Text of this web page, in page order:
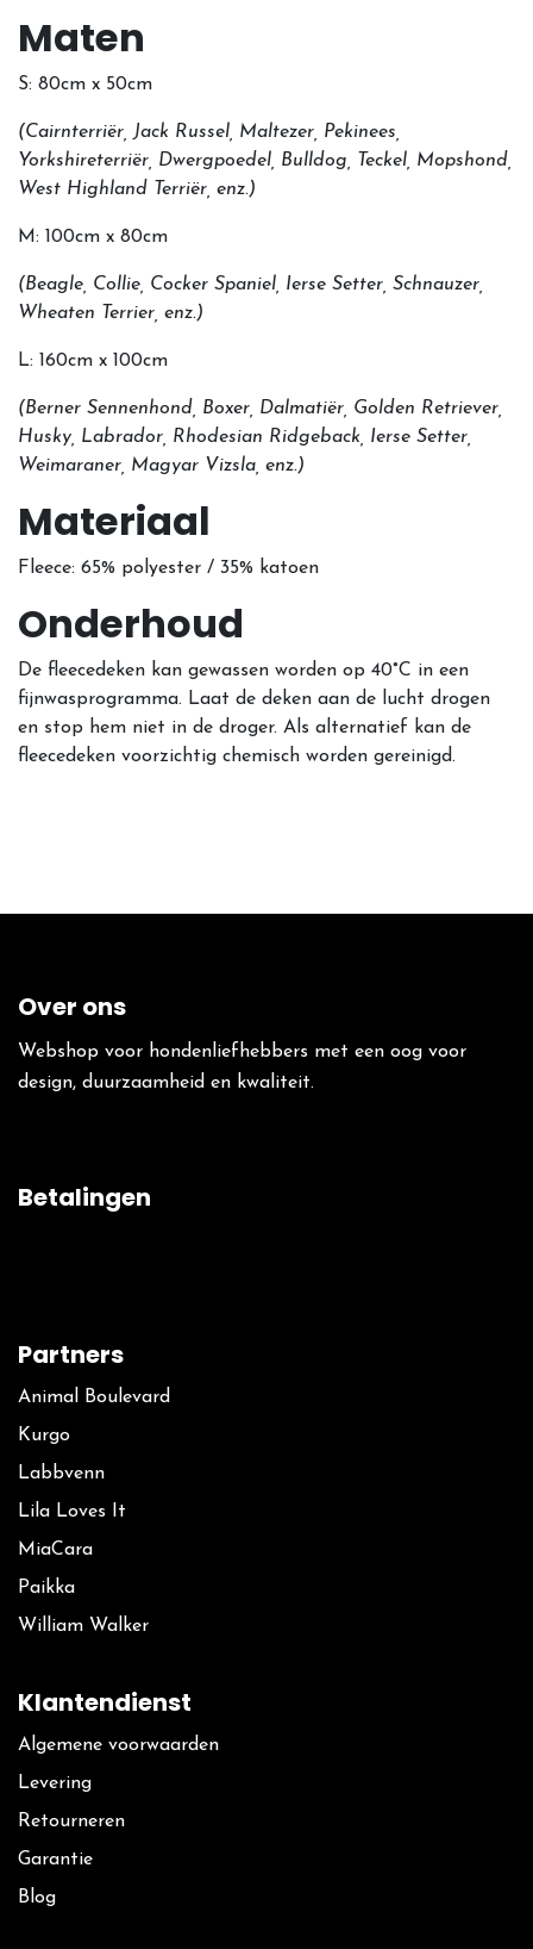
Maten
S: 80cm x 50cm
(Cairnterriër, Jack Russel, Maltezer, Pekinees,
Yorkshireterriër, Dwergpoedel, Bulldog, Teckel, Mopshond,
West Highland Terriër, enz.)
M: 100cm x 80cm
(Beagle, Collie, Cocker Spaniel, Ierse Setter, Schnauzer,
Wheaten Terrier, enz.)
L: 160cm x 100cm
(Berner Sennenhond, Boxer, Dalmatiër, Golden Retriever,
Husky, Labrador, Rhodesian Ridgeback, Ierse Setter,
Weimaraner, Magyar Vizsla, enz.)
Materiaal
Fleece: 65% polyester / 35% katoen
Onderhoud
De fleecedeken kan gewassen worden op 40°C in een
fijnwasprogramma. Laat de deken aan de lucht drogen
en stop hem niet in de droger. Als alternatief kan de
fleecedeken voorzichtig chemisch worden gereinigd.
Over ons
Webshop voor hondenliefhebbers met een oog voor
design, duurzaamheid en kwaliteit.
Betalingen
Partners
Animal Boulevard
Kurgo
La​bbvenn
Lila Loves It
MiaCara
Paikka
William Walker
Klantendienst
Algemene voorwaarden
Levering
Retourneren
Garantie
Blog